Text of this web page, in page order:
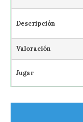
Descripción
Valoración
Jugar